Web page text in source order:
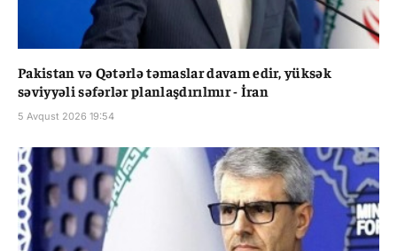
Pakistan və Qətərlə təmaslar davam edir, yüksək
səviyyəli səfərlər planlaşdırılmır - İran
5 Avqust 2026 19:54